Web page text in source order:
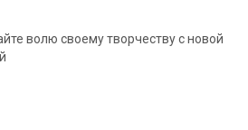
волю своему творчеству с новой